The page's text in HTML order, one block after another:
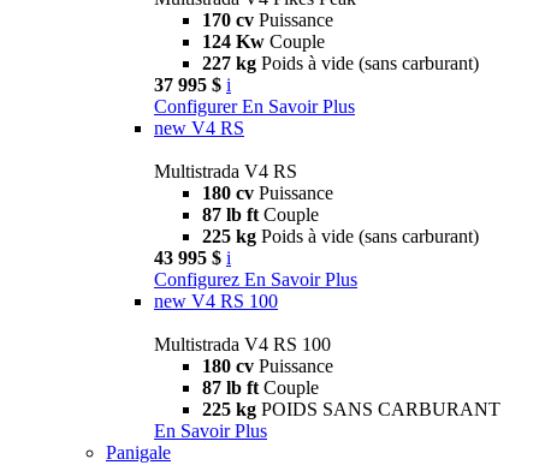
170 cv Puissance
124 Kw Couple
227 kg Poids à vide (sans carburant)
37 995 $ i
Configurer En Savoir Plus
new V4 RS
Multistrada V4 RS
180 cv Puissance
87 lb ft Couple
225 kg Poids à vide (sans carburant)
43 995 $ i
Configurez En Savoir Plus
new V4 RS 100
Multistrada V4 RS 100
180 cv Puissance
87 lb ft Couple
225 kg POIDS SANS CARBURANT
En Savoir Plus
Panigale